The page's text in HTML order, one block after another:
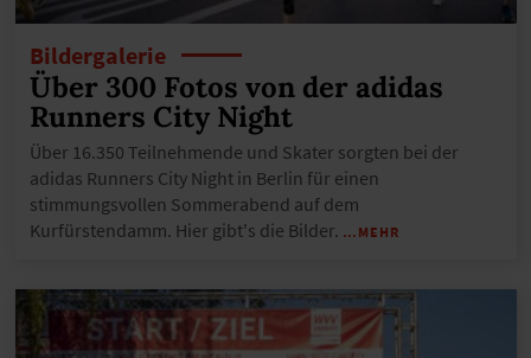
Bildergalerie
Über 300 Fotos von der adidas
Runners City Night
Über 16.350 Teilnehmende und Skater sorgten bei der
adidas Runners City Night in Berlin für einen
stimmungsvollen Sommerabend auf dem
Kurfürstendamm. Hier gibt's die Bilder. …MEHR